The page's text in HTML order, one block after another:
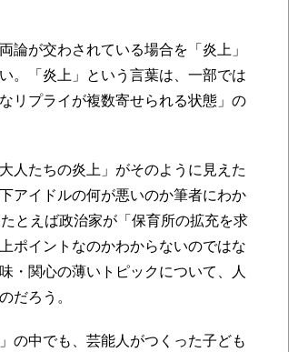
が交わされている場合を「炎上」
。「炎上」という言葉は、一部では
リプライが複数寄せられる状態」の
人たちの炎上」がそのように見えた
アイドルの何が悪いのか筆者にわか
とえば政治家が「保育所の拡充を求
ポイントなのかわからないのではな
・関心の薄いトピックについて、人
だろう。
の中でも、芸能人がつくった子ども